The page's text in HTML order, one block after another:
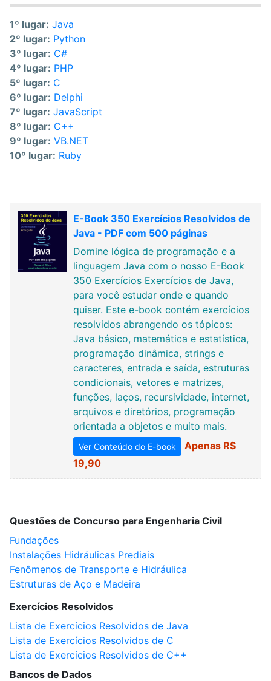
1º lugar: Java
2º lugar: Python
3º lugar: C#
4º lugar: PHP
5º lugar: C
6º lugar: Delphi
7º lugar: JavaScript
8º lugar: C++
9º lugar: VB.NET
10º lugar: Ruby
E-Book 350 Exercícios Resolvidos de
Java - PDF com 500 páginas
Domine lógica de programação e a
linguagem Java com o nosso E-Book
350 Exercícios Exercícios de Java,
para você estudar onde e quando
quiser. Este e-book contém exercícios
resolvidos abrangendo os tópicos:
Java básico, matemática e estatística,
programação dinâmica, strings e
caracteres, entrada e saída, estruturas
condicionais, vetores e matrizes,
funções, laços, recursividade, internet,
arquivos e diretórios, programação
orientada a objetos e muito mais.
Ver Conteúdo do E-book
Apenas R$
19,90
Questões de Concurso para Engenharia Civil
Fundações
Instalações Hidráulicas Prediais
Fenômenos de Transporte e Hidráulica
Estruturas de Aço e Madeira
Exercícios Resolvidos
Lista de Exercícios Resolvidos de Java
Lista de Exercícios Resolvidos de C
Lista de Exercícios Resolvidos de C++
Bancos de Dados